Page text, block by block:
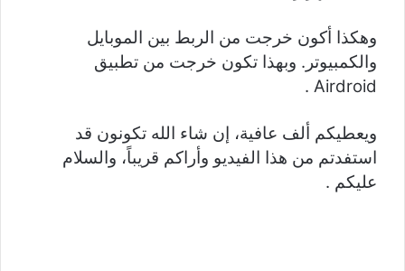
وهكذا أكون خرجت من الربط بين الموبايل
والكمبيوتر. وبهذا تكون خرجت من تطبيق
Airdroid .
ويعطيكم ألف عافية، إن شاء الله تكونون قد
استفدتم من هذا الفيديو وأراكم قريباً، والسلام
عليكم .